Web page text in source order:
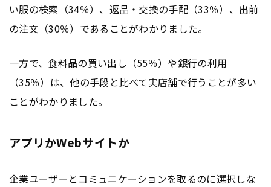
い服の検索（34％）、返品・交換の手配（33％）、出前
の注文（30％）であることがわかりました。
一方で、食料品の買い出し（55％）や銀行の利用
（35％）は、他の手段と比べて実店舗で行うことが多い
ことがわかりました。
アプリかWebサイトか
企業ユーザーとコミュニケーションを取るのに選択しな